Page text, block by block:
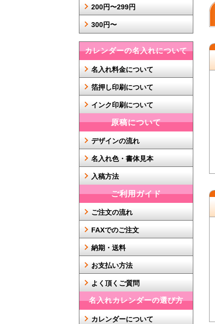
200円〜299円
300円〜
カレンダーの名入れについて
名入れ料金について
箔押し印刷について
インク印刷について
原稿について
デザインの流れ
名入れ色・書体見本
入稿方法
ご利用ガイド
ご注文の流れ
FAXでのご注文
納期・送料
お支払い方法
よく頂くご質問
名入れカレンダーの選び方
カレンダーについて